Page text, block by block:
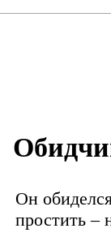
Он
простить –